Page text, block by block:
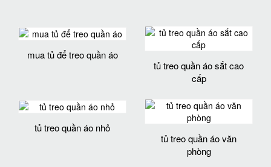
mua tủ để treo quần áo
tủ treo quần áo sắt cao
cấp
tủ treo quần áo nhỏ
tủ treo quần áo văn
phòng